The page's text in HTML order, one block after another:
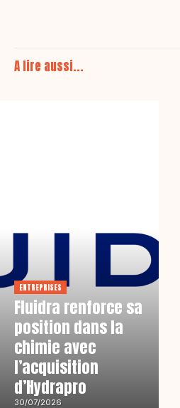
A lire aussi...
ENTREPRISES
Fluidra renforce sa
position dans la
chimie avec
l’acquisition
d’Hydrapro
30/07/2026